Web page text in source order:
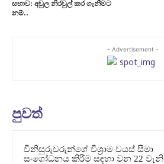
සභාව: අවුල නිරවුල් කර ගැනීමට
නම්..
- Advertisement -
පුවත්
විනිසුරුවරුන්ගේ විශ්‍රාම වයස් සීමා
සංශෝධනය කිරීම සඳහා වන 22 වැනි